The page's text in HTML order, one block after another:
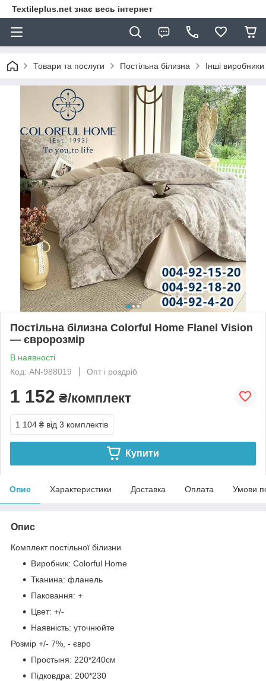
Textileplus.net знає весь інтернет
Товари та послуги Постільна білизна Інші виробники
Постільна білизна Colorful Home Flanel Vision
— євророзмір
В наявності
Код: AN-988019
Опт і роздріб
1 152 ₴/комплект
1 104 ₴ від 3 комплектів
Купити
Опис Характеристики Доставка Оплата Умови
Опис
Комплект постільної білизни
Виробник: Colorful Home
Тканина: фланель
Паковання: +
Цвет: +/-
Наявність: уточнюйте
Розмір +/- 7%, - євро
Простыня: 220*240см
Підковдра: 200*230